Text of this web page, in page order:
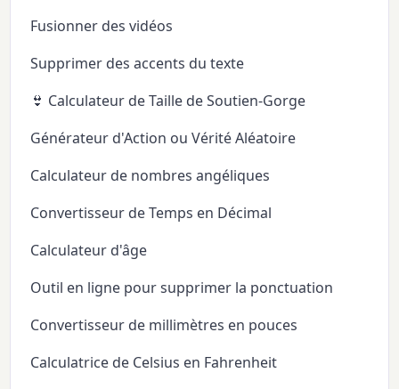
Fusionner des vidéos
Supprimer des accents du texte
👙 Calculateur de Taille de Soutien-Gorge
Générateur d'Action ou Vérité Aléatoire
Calculateur de nombres angéliques
Convertisseur de Temps en Décimal
Calculateur d'âge
Outil en ligne pour supprimer la ponctuation
Convertisseur de millimètres en pouces
Calculatrice de Celsius en Fahrenheit